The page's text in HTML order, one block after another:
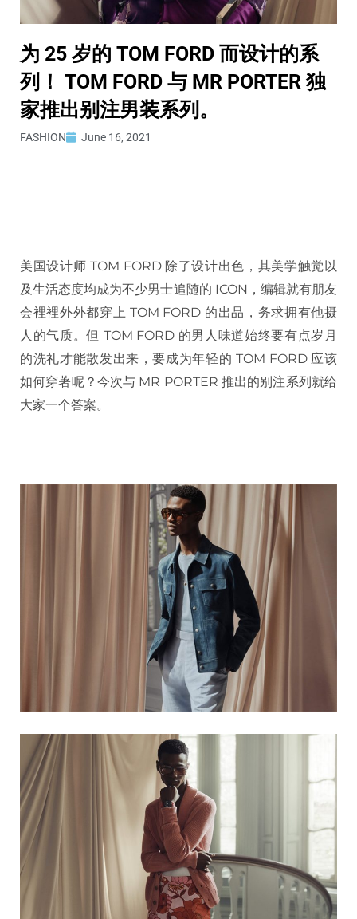
为 25 岁的 TOM FORD 而设计的系
列！ TOM FORD 与 MR PORTER 独
家推出别注男装系列。
FASHION June 16, 2021
美国设计师 TOM FORD 除了设计出色，其美学触觉以
及生活态度均成为不少男士追随的 ICON，编辑就有朋友
会裡裡外外都穿上 TOM FORD 的出品，务求拥有他摄
人的气质。但 TOM FORD 的男人味道始终要有点岁月
的洗礼才能散发出来，要成为年轻的 TOM FORD 应该
如何穿著呢？今次与 MR PORTER 推出的别注系列就给
大家一个答案。